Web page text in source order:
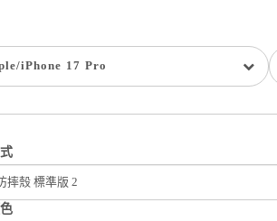
/iPhone 17 Pro
摔殼 標準版 2